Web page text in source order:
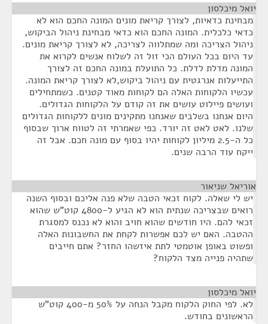
יואל מיכלסון
מבחינת כדאיות, לצורך קריאת מונים המונה החכם הוא לא
כדאי כלכלית. המונה החכם הוא כדאי מבחינת ניהול הביקוש,
ניהול הצריכה ומה שמתלווה לצריכה, לא לצורך קריאת מונים.
עד היום בכל העולם הכי זול זה לשלוח אנשים לקרוא את
המונה מדלת לדלת. כל התועלת במונה החכם זה לצורך
התייעלות אנרגטית עם ניהול ביקוש,לא לצורך קריאת המונה.
עכשיו הלקוחות האלה הם לקוחות מאוד קטנים. כשמתחילים
ועושים פיילוט עושים את זה קודם על הלקוחות הגדולים.
היום אנחנו בשלבים שאנחנו מתקינים מונים ללקוחות הגדולים
שלנו. לאט לאט זה יורד. כפי שאמרתי זה לטווח ארוך שבסוף
כל ה-2.5 מיליון לקוחות יהיו בסוף עם מונה חכם. אבל זה
ייקח עוד הרבה שנים.
אוריאל שניאור
יש לי שאלה. לקוח זכאי הטבה שלא פנה אליכם ובסוף השנה
רואים שבצריכה שנתית הוא לא הגיע ל-4800 קוט”ש שהוא
זכאי להם. היו חודשים שהוא חויב והוא לא נכנס למסגרת
ההטבה. האם יש לכם אפשרות לקחת את החשבונות האלה
ופשוט באופן אוטמטי לתת איזשהו החזר? אתם חייבים
שתהיה פנייה מצד הלקוח?
יואל מיכלסון
לא. לפי החוק הלקוח מקבל הנחה על 50% מ-400 קוט”ש
הראשונים בחודש.